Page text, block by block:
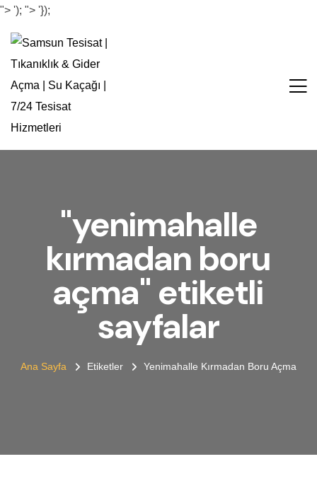
"> '); "> '});
"yenimahalle
kırmadan boru
açma" etiketli
sayfalar
Ana Sayfa Etiketler Yenimahalle Kırmadan Boru Açma